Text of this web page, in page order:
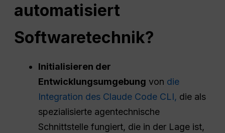
automatisiert
Softwaretechnik?
Initialisieren der
Entwicklungsumgebung von die
Integration des Claude Code CLI, die als
spezialisierte agentechnische
Schnittstelle fungiert, die in der Lage ist,